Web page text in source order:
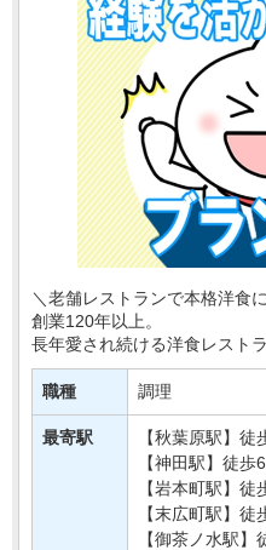
＼老舗レストランで本格洋食
創業120年以上。
長年愛され続ける洋食レストラ
キッチンスタッフを募集しま
経験をいかしたい方はもちろ
「料理が好き！」
「洋食づくりを学んで・・・
職種 調理
最寄駅
【秋葉原駅】徒
【神田駅】徒歩
【岩本町駅】徒
【末広町駅】徒
【御茶ノ水駅